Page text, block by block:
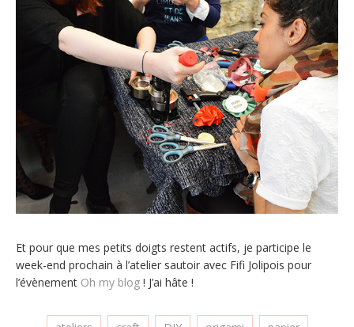
Et pour que mes petits doigts restent actifs, je participe le
week-end prochain à l’atelier sautoir avec Fifi Jolipois pour
l’évènement Oh my blog ! J’ai hâte !